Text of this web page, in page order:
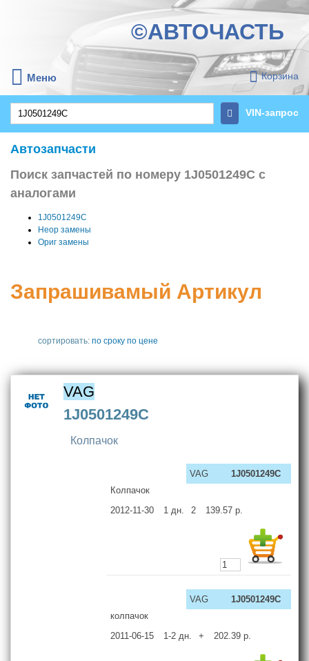
©АВТОЧАСТЬ
Меню Корзина
VIN-запрос
Автозапчасти
Поиск запчастей по номеру 1J0501249C с
аналогами
1J0501249C
Неор замены
Ориг замены
Запрашивамый Артикул
сортировать: по сроку по цене
VAG
1J0501249C
Колпачок
VAG
1J0501249C
Колпачок
2012-11-30
1 дн. 2 139.57 р.
VAG
1J0501249C
колпачок
2011-06-15
1-2 дн. + 202.39 р.